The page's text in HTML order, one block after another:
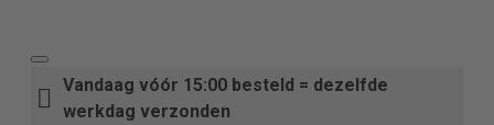
Vandaag vóór 15:00 besteld = dezelfde
werkdag verzonden